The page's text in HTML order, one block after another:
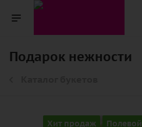
Подарок нежности
Хит продаж Полевой